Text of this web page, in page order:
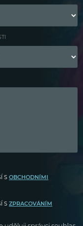
S OBCHODNÍMI
S ZPRACOVÁNÍM